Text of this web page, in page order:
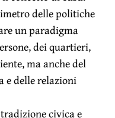
delle politiche
un paradigma
dei quartieri,
ma anche del
e delle relazioni
civica e